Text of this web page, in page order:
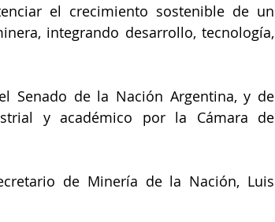
el crecimiento sostenible de un
integrando desarrollo, tecnología,
Senado de la Nación Argentina, y de
y académico por la Cámara de
de Minería de la Nación, Luis